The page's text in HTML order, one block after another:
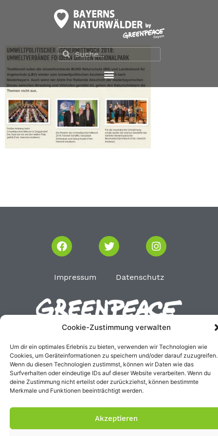
Cookie-Zustimmung verwalten
Um dir ein optimales Erlebnis zu bieten, verwenden wir Technologien wie
Cookies, um Geräteinformationen zu speichern und/oder darauf zuzugreifen.
Wenn du diesen Technologien zustimmst, können wir Daten wie das
Surfverhalten oder eindeutige IDs auf dieser Website verarbeiten. Wenn du
deine Zustimmung nicht erteilst oder zurückziehst, können bestimmte
Merkmale und Funktionen beeinträchtigt werden.
Akzeptieren
Aschermittwoch
Impressum Datenschutz